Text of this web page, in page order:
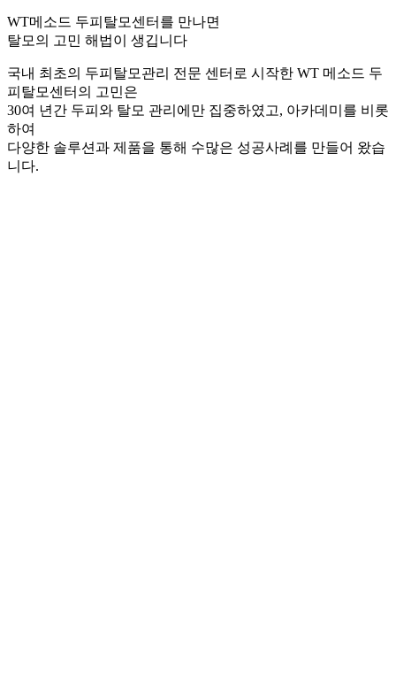
WT메소드 두피탈모센터를 만나면
탈모의 고민 해법이 생깁니다
국내 최초의 두피탈모관리 전문 센터로 시작한 WT 메소드 두
피탈모센터의 고민은
30여 년간 두피와 탈모 관리에만 집중하였고, 아카데미를 비롯
하여
다양한 솔루션과 제품을 통해 수많은 성공사례를 만들어 왔습
니다.